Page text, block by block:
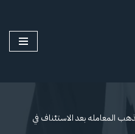
المعامله بعد الاستئناف في